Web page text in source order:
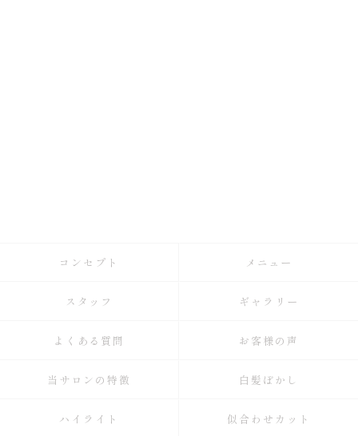
コンセプト メニュー
スタッフ ギャラリー
よくある質問 お客様の声
当サロンの特徴 白髪ぼかし
ハイライト 似合わせカット